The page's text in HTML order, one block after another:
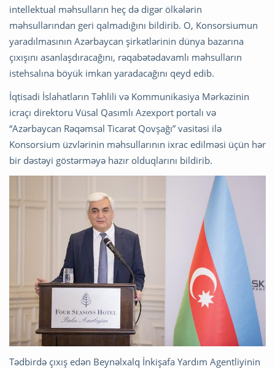
intellektual məhsulların heç də digər ölkələrin
məhsullarından geri qalmadığını bildirib. O, Konsorsiumun
yaradılmasının Azərbaycan şirkətlərinin dünya bazarına
çıxışını asanlaşdıracağını, rəqabətədavamlı məhsulların
istehsalına böyük imkan yaradacağını qeyd edib.
İqtisadi İslahatların Təhlili və Kommunikasiya Mərkəzinin
icraçı direktoru Vüsal Qasımlı Azexport portalı və
“Azərbaycan Rəqəmsal Ticarət Qovşağı” vasitəsi ilə
Konsorsium üzvlərinin məhsullarının ixrac edilməsi üçün hər
bir dəstəyi göstərməyə hazır olduqlarını bildirib.
Tədbirdə çıxış edən Beynəlxalq İnkişafa Yardım Agentliyinin